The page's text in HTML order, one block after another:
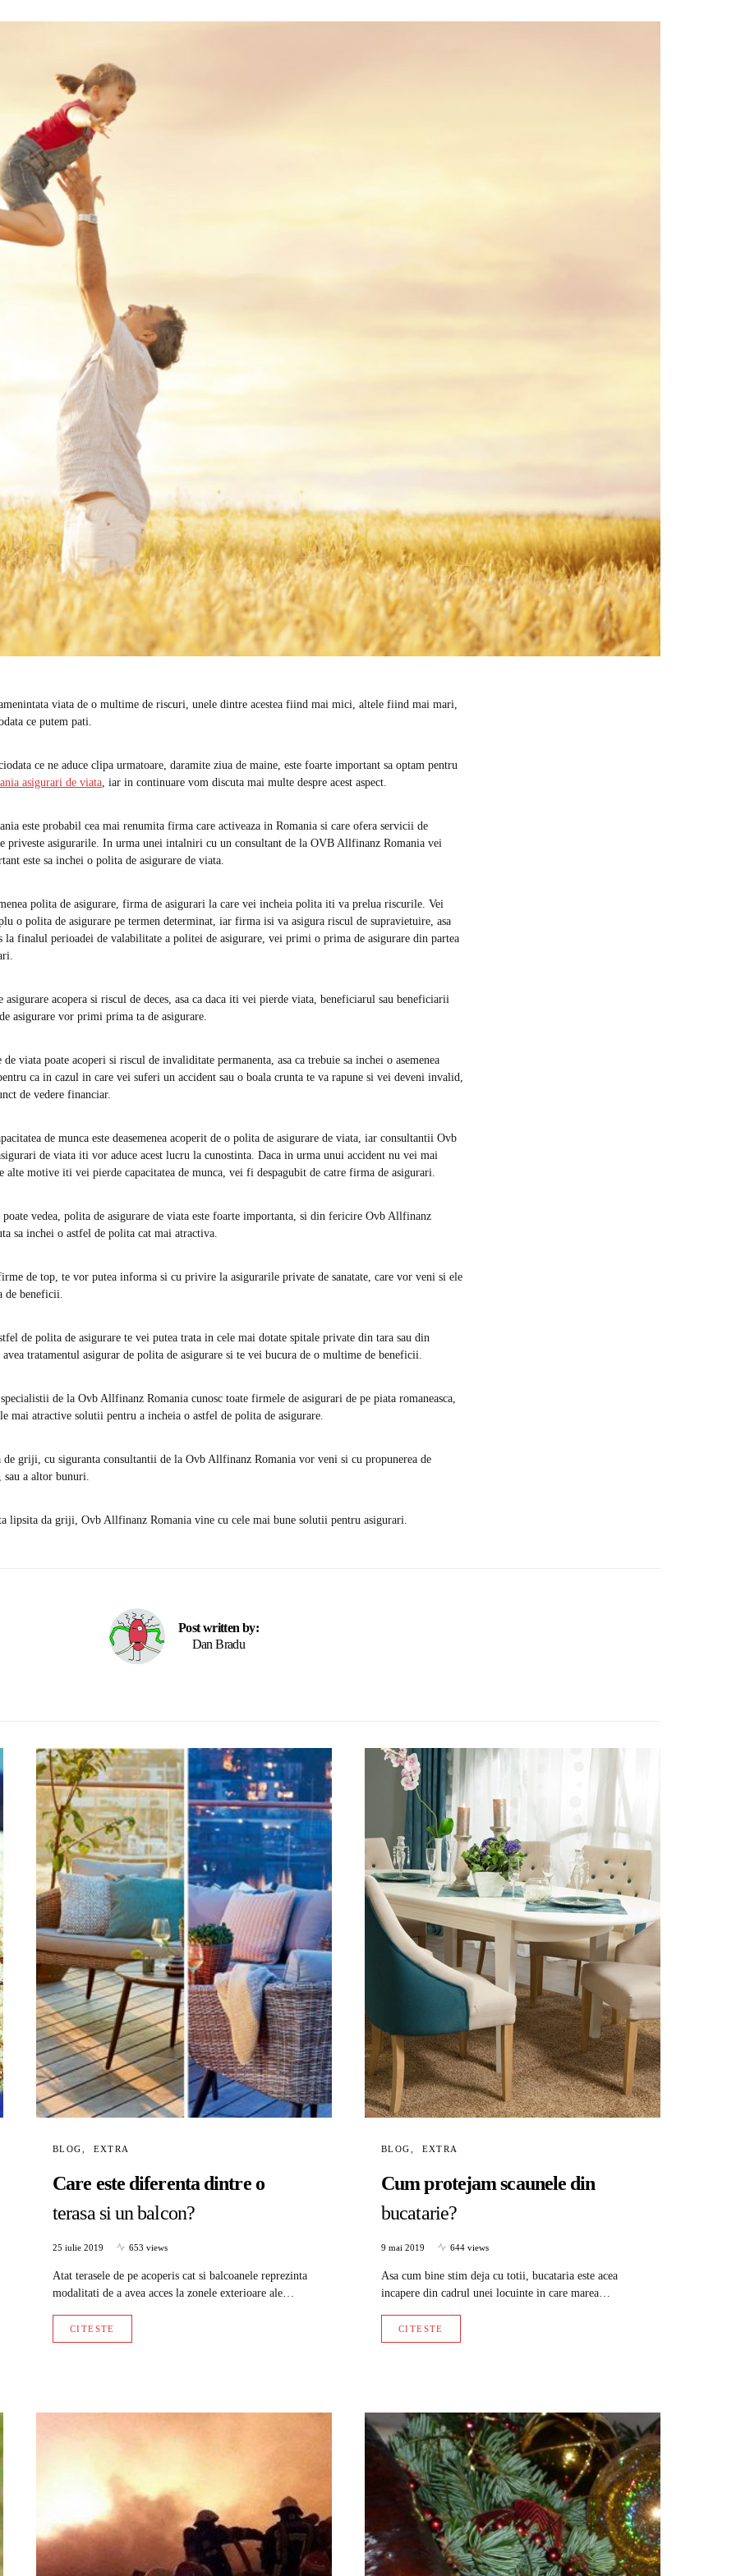
viata de o multime de riscuri, unele dintre acestea fiind mai mici, altele fiind mai mari,
ce putem pati.
ce ne aduce clipa urmatoare, daramite ziua de maine, este foarte important sa optam pentru
asigurari de viata , iar in continuare vom discuta mai multe despre acest aspect.
este probabil cea mai renumita firma care activeaza in Romania si care ofera servicii de
priveste asigurarile. In urma unei intalniri cu un consultant de la OVB Allfinanz Romania vei
este sa inchei o polita de asigurare de viata.
polita de asigurare, firma de asigurari la care vei incheia polita iti va prelua riscurile. Vei
o polita de asigurare pe termen determinat, iar firma isi va asigura riscul de supravietuire, asa
la finalul perioadei de valabilitate a politei de asigurare, vei primi o prima de asigurare din partea
asigurare acopera si riscul de deces, asa ca daca iti vei pierde viata, beneficiarul sau beneficiarii
asigurare vor primi prima ta de asigurare.
viata poate acoperi si riscul de invaliditate permanenta, asa ca trebuie sa inchei o asemenea
ca in cazul in care vei suferi un accident sau o boala crunta te va rapune si vei deveni invalid,
de vedere financiar.
de munca este deasemenea acoperit de o polita de asigurare de viata, iar consultantii Ovb
de viata iti vor aduce acest lucru la cunostinta. Daca in urma unui accident nu vei mai
alte motive iti vei pierde capacitatea de munca, vei fi despagubit de catre firma de asigurari.
poate vedea, polita de asigurare de viata este foarte importanta, si din fericire Ovb Allfinanz
sa inchei o astfel de polita cat mai atractiva.
de top, te vor putea informa si cu privire la asigurarile private de sanatate, care vor veni si ele
de beneficii.
de polita de asigurare te vei putea trata in cele mai dotate spitale private din tara sau din
tratamentul asigurar de polita de asigurare si te vei bucura de o multime de beneficii.
de la Ovb Allfinanz Romania cunosc toate firmele de asigurari de pe piata romaneasca,
mai atractive solutii pentru a incheia o astfel de polita de asigurare.
griji, cu siguranta consultantii de la Ovb Allfinanz Romania vor veni si cu propunerea de
a altor bunuri.
lipsita da griji, Ovb Allfinanz Romania vine cu cele mai bune solutii pentru asigurari.
Post written by:
Dan Bradu
BLOG EXTRA
Care este diferenta dintre o
terasa si un balcon?
25 iulie 2019 653 views
Atat terasele de pe acoperis cat si balcoanele reprezinta
modalitati de a avea acces la zonele exterioare ale…
CITESTE
BLOG EXTRA
Cum protejam scaunele din
bucatarie?
9 mai 2019 644 views
Asa cum bine stim deja cu totii, bucataria este acea
incapere din cadrul unei locuinte in care marea…
CITESTE